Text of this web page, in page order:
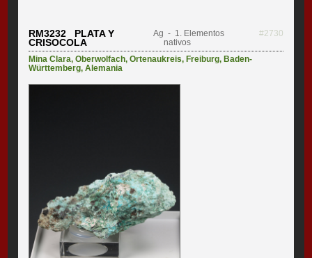
RM3232 PLATA Y
CRISOCOLA
Ag - 1. Elementos
nativos
#2730
Mina Clara,Oberwolfach,Ortenaukreis, Freiburg, Baden-
Württemberg,Alemania